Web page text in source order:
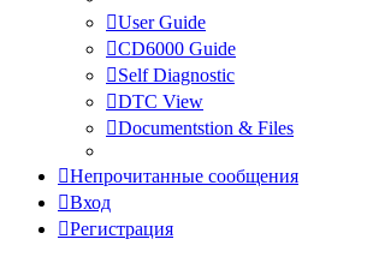
User Guide
CD6000 Guide
Self Diagnostic
DTC View
Documentstion & Files
Непрочитанные сообщения
Вход
Регистрация